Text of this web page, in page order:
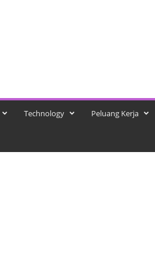
Technology Peluang Kerja